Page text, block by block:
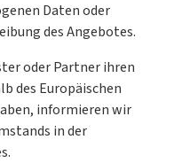
Daten oder
des Angebotes.
oder Partner ihren
des Europäischen
informieren wir
in der